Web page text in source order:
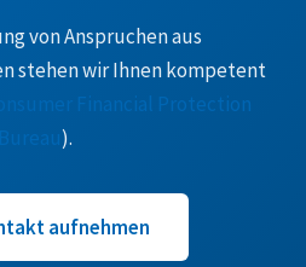
von Anspruchen aus
stehen wir Ihnen kompetent
Financial Protection
Bureau).
aufnehmen